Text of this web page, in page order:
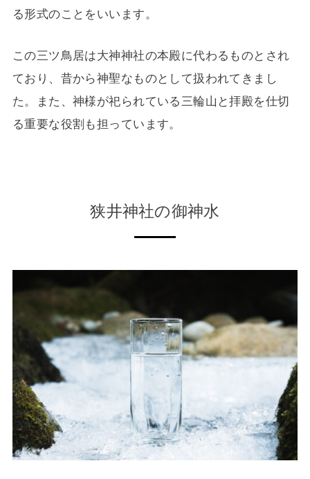
る形式のことをいいます。
この三ツ鳥居は大神神社の本殿に代わるものとされ
ており、昔から神聖なものとして扱われてきまし
た。また、神様が祀られている三輪山と拝殿を仕切
る重要な役割も担っています。
狭井神社の御神水